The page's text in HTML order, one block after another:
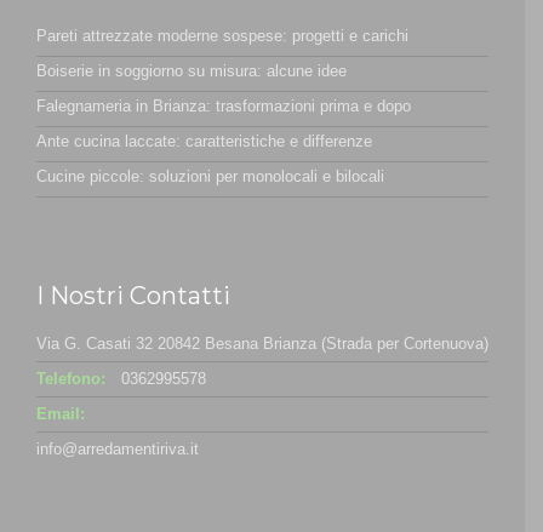
Pareti attrezzate moderne sospese: progetti e carichi
Boiserie in soggiorno su misura: alcune idee
Falegnameria in Brianza: trasformazioni prima e dopo
Ante cucina laccate: caratteristiche e differenze
Cucine piccole: soluzioni per monolocali e bilocali
I Nostri Contatti
Via G. Casati 32 20842 Besana Brianza (Strada per Cortenuova)
Telefono:
0362995578
Email:
info@arredamentiriva.it